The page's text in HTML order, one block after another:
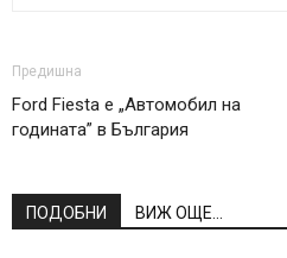
Предишна
Ford Fiesta е „Автомобил на
годината” в България
ПОДОБНИ ВИЖ ОЩЕ...